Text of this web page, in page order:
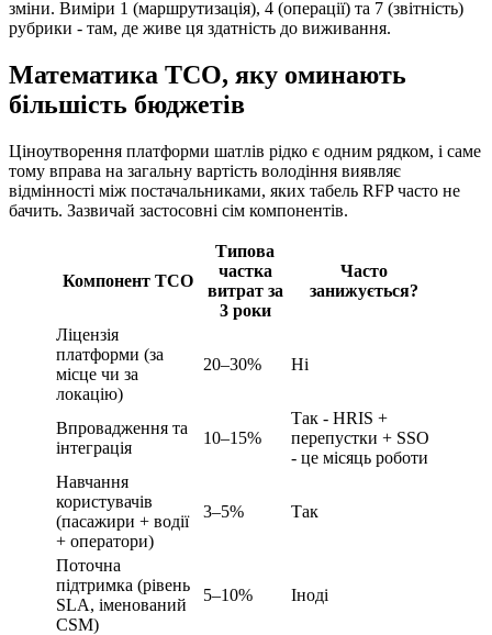
зміни. Виміри 1 (маршрутизація), 4 (операції) та 7 (звітність)
рубрики - там, де живе ця здатність до виживання.
Математика TCO, яку оминають
більшість бюджетів
Ціноутворення платформи шатлів рідко є одним рядком, і саме
тому вправа на загальну вартість володіння виявляє
відмінності між постачальниками, яких табель RFP часто не
бачить. Зазвичай застосовні сім компонентів.
Компонент TCO
Типова
частка
витрат за
3 роки
Часто
занижується?
Ліцензія
платформи (за
місце чи за
локацію)
20–30% Ні
Впровадження та
інтеграція
10–15%
Так - HRIS +
перепустки + SSO
- це місяць роботи
Навчання
користувачів
(пасажири + водії
+ оператори)
3–5% Так
Поточна
підтримка (рівень
SLA, іменований
CSM)
5–10% Іноді